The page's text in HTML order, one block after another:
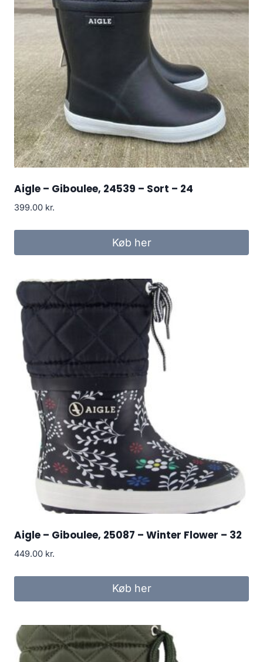
Aigle – Giboulee, 24539 – Sort – 24
399.00 kr.
Køb her
Aigle – Giboulee, 25087 – Winter Flower – 32
449.00 kr.
Køb her